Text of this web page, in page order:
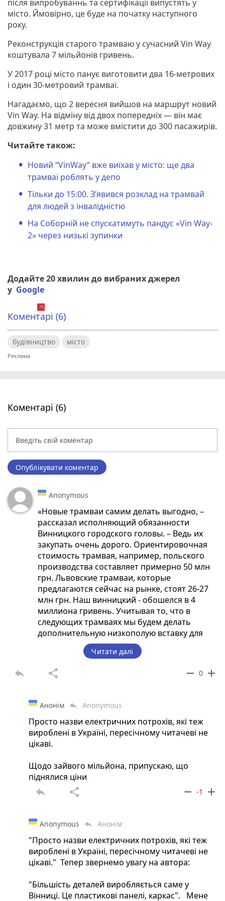
o
u
s
після випробуваннь та сертифікації випустять у
місто. Ймовірно, це буде на початку наступного
року.
Реконструкція старого трамваю у сучасний Vin Way
коштувала 7 мільйонів гривень.
У 2017 році місто панує виготовити два 16-метрових
і один 30-метровий трамваї.
Нагадаємо, що 2 вересня вийшов на маршрут новий
Vin Way. На відміну від двох попередніх — він має
довжину 31 метр та може вмістити до 300 пасажирів.
Читайте також:
Новий “VinWay” вже виїхав у місто: ще два
трамваї роблять у депо
Тільки до 15:00. З’явився розклад на трамвай
для людей з інвалідністю
На Соборній не спускатимуть пандус «Vin Way-
2» через низькі зупинки
Додайте 20 хвилин до вибраних джерел
у Google
Коментарі (6)
будівництво місто
Коментарі (6)
Опублікувати коментар
Anonymous
«Новые трамваи самим делать выгодно, –
рассказал исполняющий обязанности
Винницкого городского головы. – Ведь их
закупать очень дорого. Ориентировочная
стоимость трамвая, например, польского
производства составляет примерно 50 млн
грн. Львовские трамваи, которые
предлагаются сейчас на рынке, стоят 26-27
млн грн. Наш винницкий - обошелся в 4
миллиона гривень. Учитывая то, что в
следующих трамваях мы будем делать
дополнительную низкополую вставку для
удобства пользования людей на колясках, он
обойдется примерно в 6 миллионов. Но это
не 50 и не 26».
Подробности читайте на УНИАН:
http://www.unian.net/society/1157871-
vinnitskaya-transportnaya-kompaniya-
vyipustila-na-liniyu-modernizirovannyiy-
Так, згоден своє виробництво це добре. Але
6, це не 7? Цікаво куди "інвестували " зайвий
мільйон?
"Більшість деталей виробляється саме у
Вінниці. Це пластикові панелі, каркас. Інші
комплектуючі — чеські. А сидіння для нового
панелі та каркас це "більшість"?
Читати далі
reply share remove 0 add
Анонім reply Anonymous
Просто назви електричних потрохів, які теж
вироблені в Україні, пересічному читачеві не
цікаві.
Щодо зайвого мільйона, припускаю, що
піднялися ціни
reply share remove -1 add
Anonymous reply Анонім
"Просто назви електричних потрохів, які теж
вироблені в Україні, пересічному читачеві не
цікаві." Тепер звернемо увагу на автора:
"Більшість деталей виробляється саме у
Вінниці. Це пластикові панелі, каркас". Мене